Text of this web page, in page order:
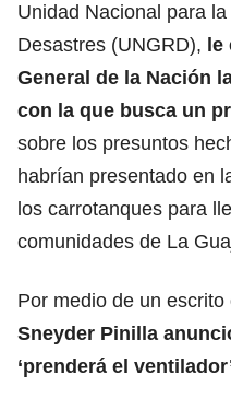
Unidad Nacional para
Desastres (UNGRD), le
General de la Nación
con la que busca un
sobre los presuntos
habrían presentado en
los carrotanques para
comunidades de La
Por medio de un
Sneyder Pinilla
‘prenderá el